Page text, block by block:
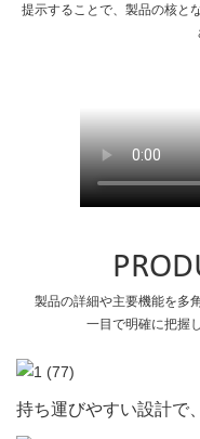
提示することで、製品の核と
製品の詳細や主要機能を多
一目で明確に把握
持ち運びやすい設計で